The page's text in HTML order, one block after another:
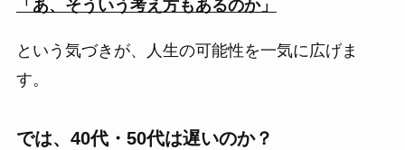
「あ、そういう考え方もあるのか」
という気づきが、人生の可能性を一気に広げま
す。
では、40代・50代は遅いのか？